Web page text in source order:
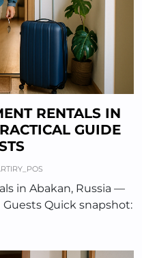
RENTALS IN
GUIDE
in Abakan, Russia —
Quick snapshot: